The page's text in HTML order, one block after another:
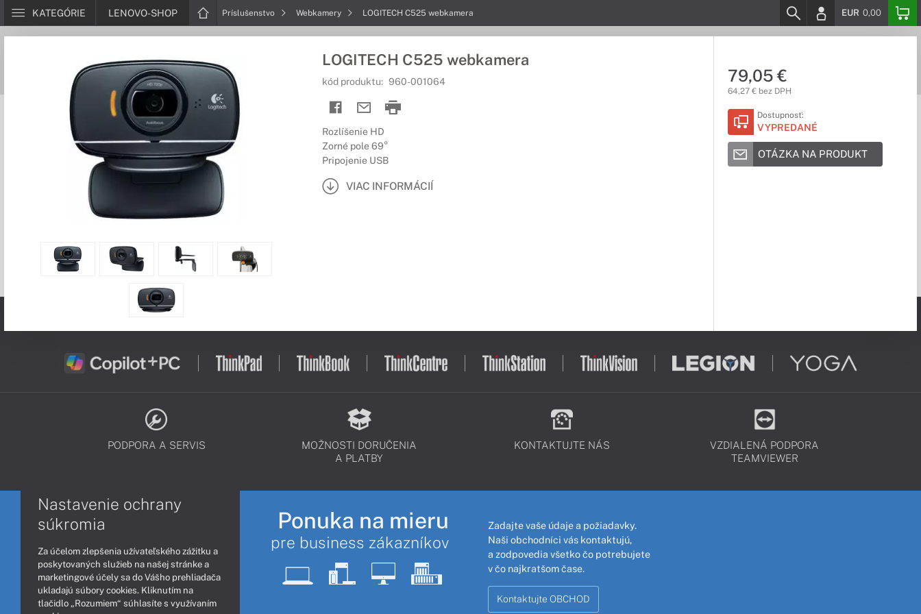
KATEGÓRIE LENOVO-SHOP Príslušenstvo Webkamery LOGITECH C525 webkamera EUR 0,00
LOGITECH C525 webkamera
kód produktu: 960-001064
Rozlíšenie HD
Zorné pole 69°
Pripojenie USB
VIAC INFORMÁCIÍ
79,05 €
64,27 € bez DPH
Dostupnosť:
VYPREDANÉ
OTÁZKA NA PRODUKT
PODPORA A SERVIS
MOŽNOSTI DORUČENIA
A PLATBY
KONTAKTUJTE NÁS
VZDIALENÁ PODPORA
TEAMVIEWER
Ponuka na mieru
pre business zákazníkov
Zadajte vaše údaje a požiadavky.
Naši obchodníci vás kontaktujú,
a zodpovedia všetko čo potrebujete
v čo najkratšom čase.
Kontaktujte OBCHOD
Nastavenie ochrany
súkromia
Za účelom zlepšenia užívateľského zážitku a
poskytovaných služieb na našej stránke a
marketingové účely sa do Vášho prehliadača
ukladajú súbory cookies. Kliknutím na
tlačidlo „Rozumiem“ súhlasíte s využívaním